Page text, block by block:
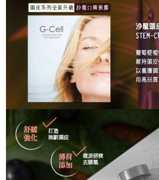
３．未成年的使用者請事先徵得法定代理人或
「AFTEE先享後付」，若未經同意申辦者引
任。
４．使用「AFTEE先享後付」時，將依據個
時審查核予不同之上限額度；若仍有額度不
請求用戶進行身份認證。
５．嚴禁一人註冊多個帳號或使用他人資訊
恩沛科技股份有限公司將有權停止該用戶之使
每筆NT$100，滿NT$1,500(含以上)免運
付款後門市自取
免運費